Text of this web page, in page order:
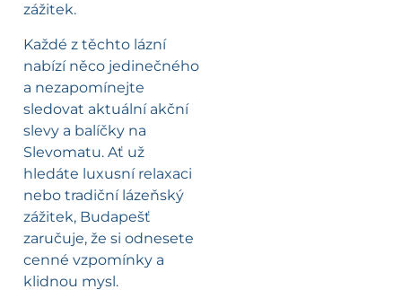
zážitek.
Každé z těchto lázní
nabízí něco jedinečného
a nezapomínejte
sledovat aktuální akční
slevy a balíčky na
Slevomatu. Ať už
hledáte luxusní relaxaci
nebo tradiční lázeňský
zážitek, Budapešť
zaručuje, že si odnesete
cenné vzpomínky a
klidnou mysl.